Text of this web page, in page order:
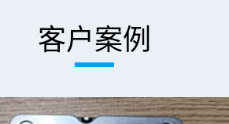
客户案例